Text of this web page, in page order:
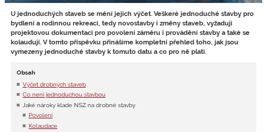
U jednoduchých staveb se mění jejich výčet. Veškeré jednoduché stavby pro
bydlení a rodinnou rekreaci, tedy novostavby i změny staveb, vyžadují
projektovou dokumentaci pro povolení záměru i provádění stavby a také se
kolaudují. V tomto příspěvku přinášíme kompletní přehled toho, jak jsou
vymezeny jednoduché stavby k tomuto datu a co pro ně platí.
Obsah
Výčet drobných staveb
Co není jednoduchou stavbou
Jaké nároky klade NSZ na drobné stavby
Povolení
Kolaudace